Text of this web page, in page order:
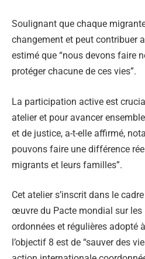
Soulignant que chaque
changement et peut contribuer
estimé que “nous devons faire
protéger chacune de ces vies”.
La participation active est
atelier et pour avancer
et de justice, a-t-elle affirmé,
pouvons faire une différence
migrants et leurs familles”.
Cet atelier s’inscrit dans le
œuvre du Pacte mondial sur les
ordonnées et régulières adopté
l’objectif 8 est de “sauver des